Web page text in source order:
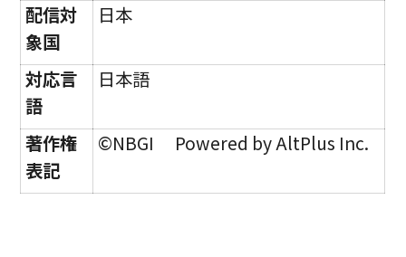
配信対
象国
日本
対応言
語
日本語
著作権
表記
©NBGI Powered by AltPlus Inc.